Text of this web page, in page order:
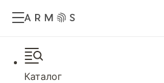
Каталог